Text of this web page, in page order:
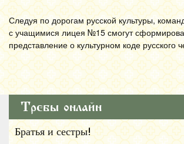
Следуя по дорогам русской культуры,
с учащимися лицея №15 смогут
представление о культурном коде русского
Требы онлайн
Братья и сестры!